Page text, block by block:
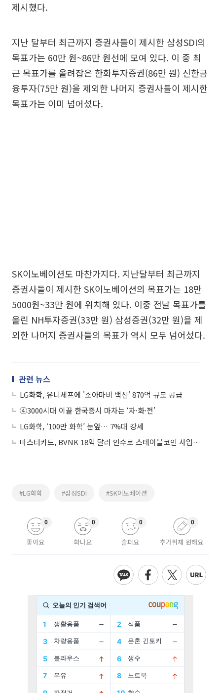
제시했다.
지난 달부터 최근까지 증권사들이 제시한 삼성SDI의
목표가는 60만 원~86만 원선에 모여 있다. 이 중 최
근 목표가를 올려잡은 한화투자증권(86만 원) 신한금
융투자(75만 원)을 제외한 나머지 증권사들이 제시한
목표가는 이미 넘어섰다.
SK이노베이션도 마찬가지다. 지난달부터 최근까지
증권사들이 제시한 SK이노베이션의 목표가는 18만
5000원~33만 원에 위치해 있다. 이중 전날 목표가를
올린 NH투자증권(33만 원) 삼성증권(32만 원)을 제
외한 나머지 증권사들의 목표가 역시 모두 넘어섰다.
관련 뉴스
LG화학, 유니세프에 '소아마비 백신' 870억 규모 공급
④3000시대 이끌 한국증시 마차는 ‘차·화·전’
LG화학, ‘100만 화학’ 눈앞… 7%대 강세
마스터카드, BVNK 18억 달러 인수로 스테이블코인 사업 본격 확장
#LG화학 #삼성SDI #SK이노베이션
좋아요
0
화나요
0
슬퍼요
0
추가취재 원해요
0